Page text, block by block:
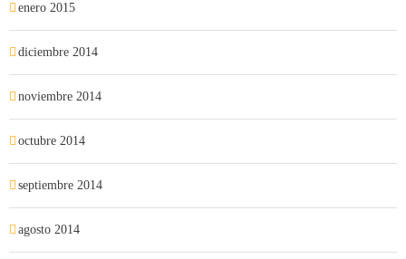
enero 2015
diciembre 2014
noviembre 2014
octubre 2014
septiembre 2014
agosto 2014